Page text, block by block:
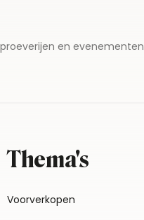
en evenementen
Thema's
Voorverkopen